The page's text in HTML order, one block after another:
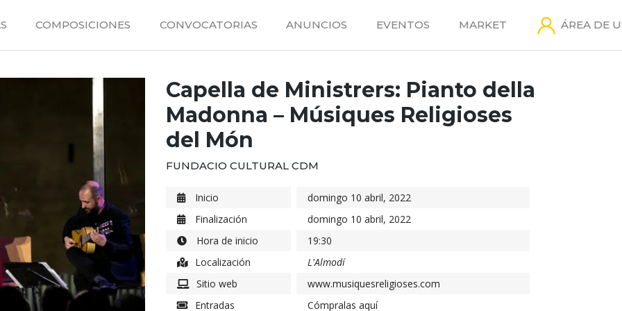
COMPOSICIONES CONVOCATORIAS ANUNCIOS EVENTOS MARKET ÁREA DE
Capella de Ministrers: Pianto della
Madonna – Músiques Religioses
del Món
FUNDACIO CULTURAL CDM
Inicio
domingo 10 abril, 2022
Finalización
domingo 10 abril, 2022
Hora de inicio
19:30
Localización
L'Almodí
Sitio web
www.musiquesreligioses.com
Entradas
Cómpralas aquí